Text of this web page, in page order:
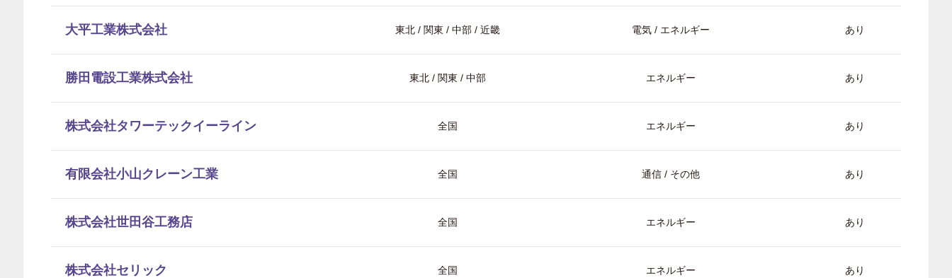
大平工業株式会社 東北 / 関東 / 中部 / 近畿 電気 / エネルギー あり
勝田電設工業株式会社 東北 / 関東 / 中部 エネルギー あり
株式会社タワーテックイーライン 全国 エネルギー あり
有限会社小山クレーン工業 全国 通信 / その他 あり
株式会社世田谷工務店 全国 エネルギー あり
株式会社セリック 全国 エネルギー あり